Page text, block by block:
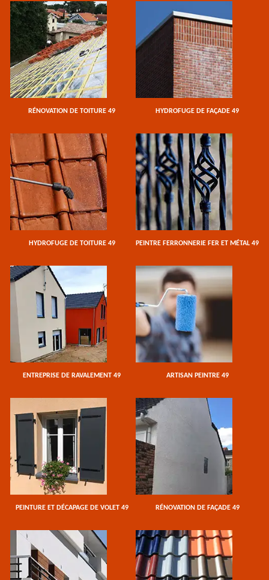
RÉNOVATION DE TOITURE 49 HYDROFUGE DE FAÇADE 49
HYDROFUGE DE TOITURE 49 PEINTRE FERRONNERIE FER ET MÉTAL 49
ENTREPRISE DE RAVALEMENT 49 ARTISAN PEINTRE 49
PEINTURE ET DÉCAPAGE DE VOLET 49 RÉNOVATION DE FAÇADE 49